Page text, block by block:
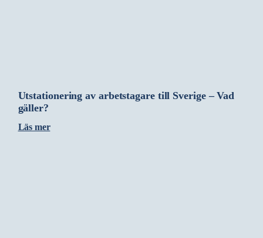
Utstationering av arbetstagare till Sverige – Vad
gäller?
Läs mer